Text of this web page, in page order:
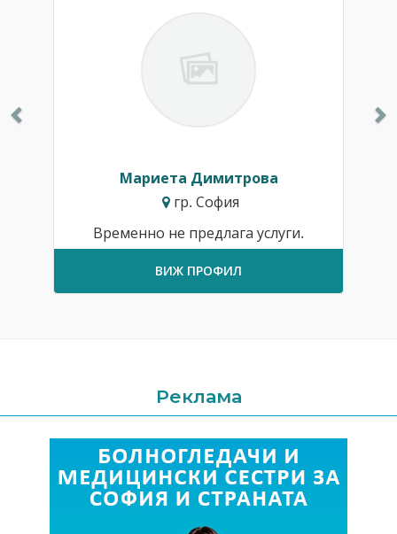
Мариета Димитрова
гр. София
Временно не предлага услуги.
ВИЖ ПРОФИЛ
Реклама